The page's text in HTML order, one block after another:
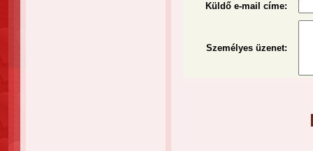
Küldő e-mail címe:
Személyes üzenet: